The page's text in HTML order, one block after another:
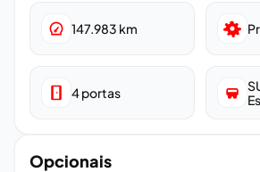
147.983 km
4portas
Opcionais